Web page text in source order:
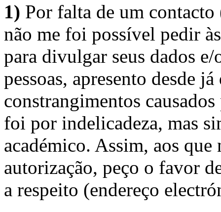
1) Por falta de um
não me foi possível pedir
para divulgar seus dados
pessoas, apresento desde
constrangimentos
foi por indelicadeza, mas
académico. Assim, aos
autorização, peço o favor
a respeito (endereço